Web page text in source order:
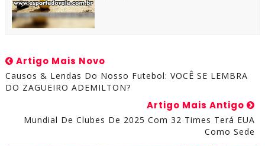
Artigo Mais Novo
Causos & Lendas Do Nosso Futebol: VOCÊ SE LEMBRA
DO ZAGUEIRO ADEMILTON?
Artigo Mais Antigo
Mundial De Clubes De 2025 Com 32 Times Terá EUA
Como Sede